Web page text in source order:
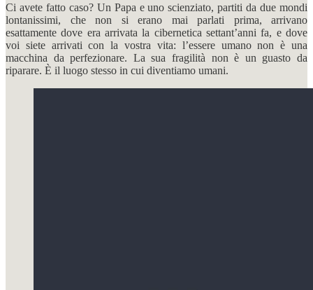
Ci avete fatto caso? Un Papa e uno scienziato, partiti da due mondi
lontanissimi, che non si erano mai parlati prima, arrivano
esattamente dove era arrivata la cibernetica settant’anni fa, e dove
voi siete arrivati con la vostra vita: l’essere umano non è una
macchina da perfezionare. La sua fragilità non è un guasto da
riparare. È il luogo stesso in cui diventiamo umani.